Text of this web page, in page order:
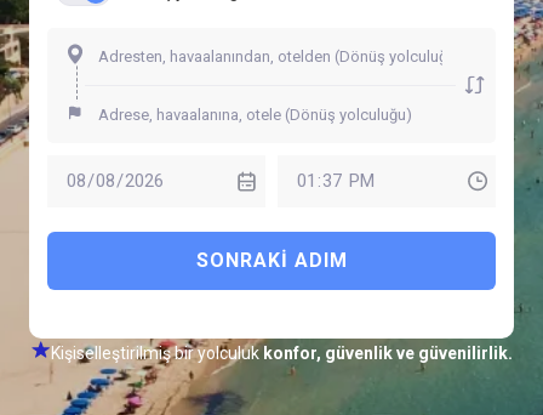
SONRAKI ADIM
Kişiselleştirilmiş bir yolculuk konfor, güvenlik ve güvenilirlik.